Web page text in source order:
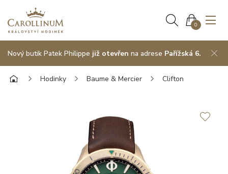
0
Nový butik Patek Philippe již otevřen na adrese Pařížská 6.
Hodinky Baume & Mercier Clifton